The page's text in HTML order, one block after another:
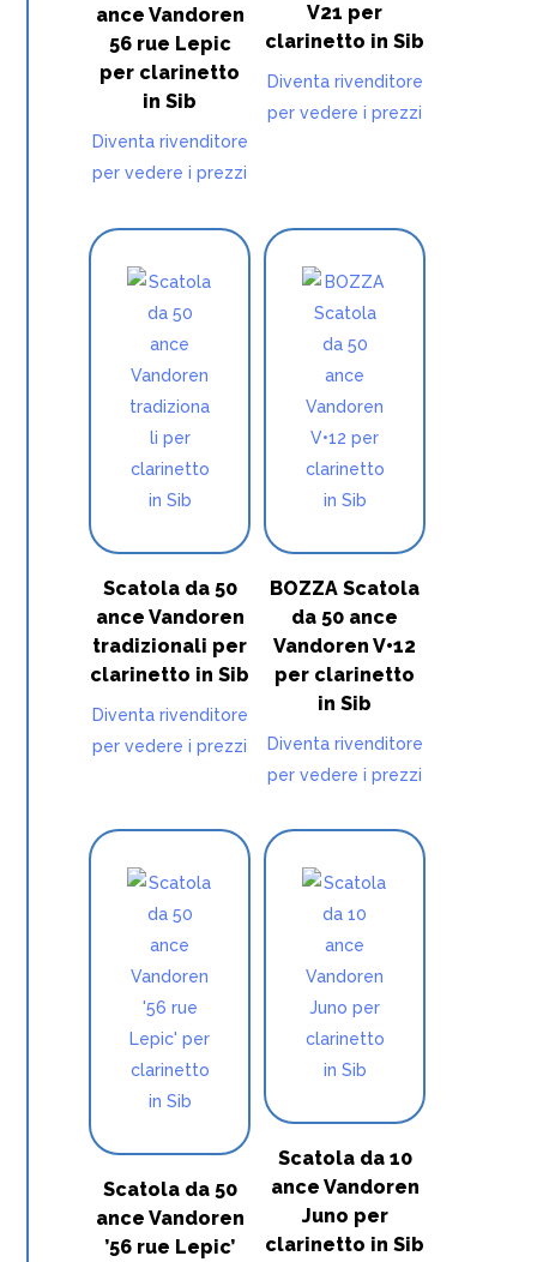
ance Vandoren
56 rue Lepic
per clarinetto
in Sib
Diventa rivenditore
per vedere i prezzi
V21 per
clarinetto in Sib
Diventa rivenditore
per vedere i prezzi
Scatola da 50
ance Vandoren
tradizionali per
clarinetto in Sib
Diventa rivenditore
per vedere i prezzi
BOZZA Scatola
da 50 ance
Vandoren V•12
per clarinetto
in Sib
Diventa rivenditore
per vedere i prezzi
Scatola da 50
ance Vandoren
’56 rue Lepic’
Scatola da 10
ance Vandoren
Juno per
clarinetto in Sib